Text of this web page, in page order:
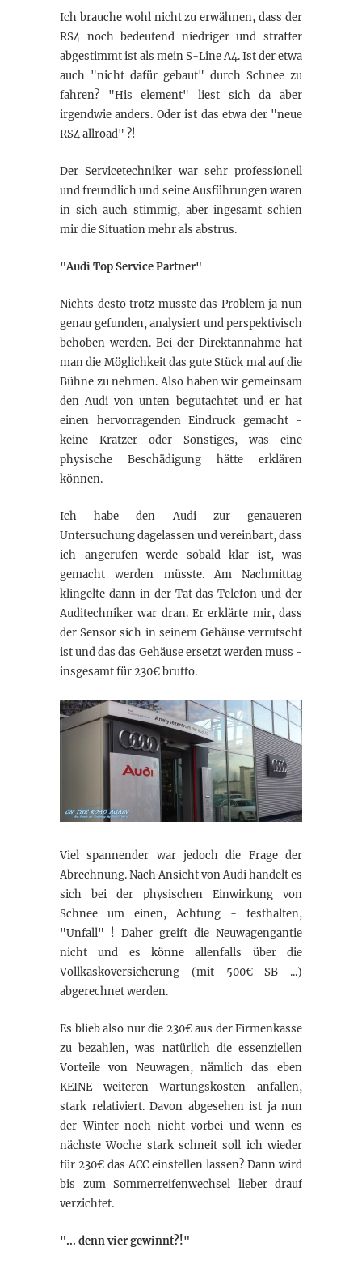
Ich brauche wohl nicht zu erwähnen, dass der
RS4 noch bedeutend niedriger und straffer
abgestimmt ist als mein S-Line A4. Ist der etwa
auch "nicht dafür gebaut" durch Schnee zu
fahren? "His element" liest sich da aber
irgendwie anders. Oder ist das etwa der "neue
RS4 allroad" ?!
Der Servicetechniker war sehr professionell
und freundlich und seine Ausführungen waren
in sich auch stimmig, aber ingesamt schien
mir die Situation mehr als abstrus.
"Audi Top Service Partner"
Nichts desto trotz musste das Problem ja nun
genau gefunden, analysiert und perspektivisch
behoben werden. Bei der Direktannahme hat
man die Möglichkeit das gute Stück mal auf die
Bühne zu nehmen. Also haben wir gemeinsam
den Audi von unten begutachtet und er hat
einen hervorragenden Eindruck gemacht -
keine Kratzer oder Sonstiges, was eine
physische Beschädigung hätte erklären
können.
Ich habe den Audi zur genaueren
Untersuchung dagelassen und vereinbart, dass
ich angerufen werde sobald klar ist, was
gemacht werden müsste. Am Nachmittag
klingelte dann in der Tat das Telefon und der
Auditechniker war dran. Er erklärte mir, dass
der Sensor sich in seinem Gehäuse verrutscht
ist und das das Gehäuse ersetzt werden muss -
insgesamt für 230€ brutto.
Viel spannender war jedoch die Frage der
Abrechnung. Nach Ansicht von Audi handelt es
sich bei der physischen Einwirkung von
Schnee um einen, Achtung - festhalten,
"Unfall" ! Daher greift die Neuwagengantie
nicht und es könne allenfalls über die
Vollkaskoversicherung (mit 500€ SB ...)
abgerechnet werden.
Es blieb also nur die 230€ aus der Firmenkasse
zu bezahlen, was natürlich die essenziellen
Vorteile von Neuwagen, nämlich das eben
KEINE weiteren Wartungskosten anfallen,
stark relativiert. Davon abgesehen ist ja nun
der Winter noch nicht vorbei und wenn es
nächste Woche stark schneit soll ich wieder
für 230€ das ACC einstellen lassen? Dann wird
bis zum Sommerreifenwechsel lieber drauf
verzichtet.
"... denn vier gewinnt?!"